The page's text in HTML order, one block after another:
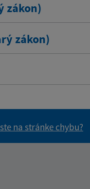
zákon)
zákon)
na stránke chybu?